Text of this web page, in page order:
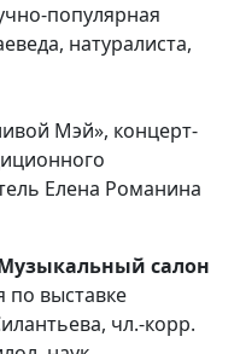
популярная
натуралиста,
Мэй», концерт-
Елена Романина
салон
по выставке
чл.-корр.